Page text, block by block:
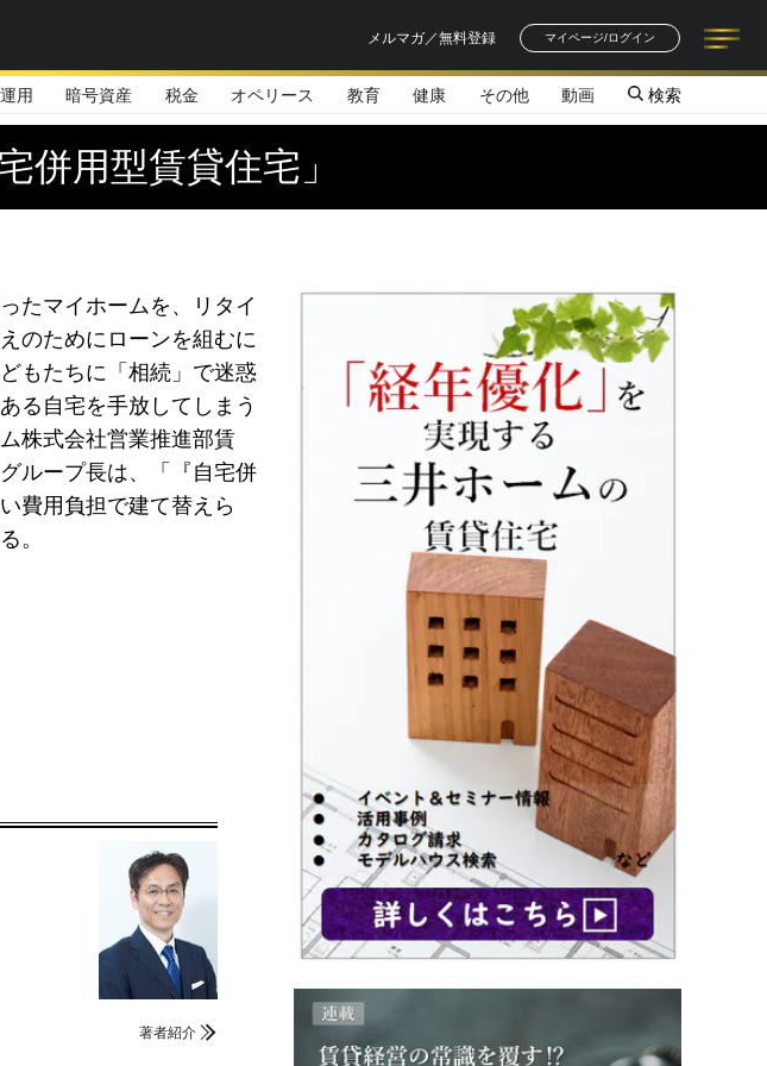
メルマガ／無料登録
マイページ/ログイン
記事一覧
著者一覧
用 暗号資産 税金 オペリース 教育 健康 その他 動画 検索
併用型賃貸住宅」
たマイホームを、リタイ
のためにローンを組むに
もたちに「相続」で迷惑
る自宅を手放してしまう
株式会社営業推進部賃
ループ長は、「『自宅併
費用負担で建て替えら
。
著者紹介